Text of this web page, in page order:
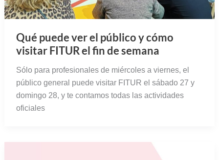
Qué puede ver el público y cómo
visitar FITUR el fin de semana
Sólo para profesionales de miércoles a viernes, el
público general puede visitar FITUR el sábado 27 y
domingo 28, y te contamos todas las actividades
oficiales